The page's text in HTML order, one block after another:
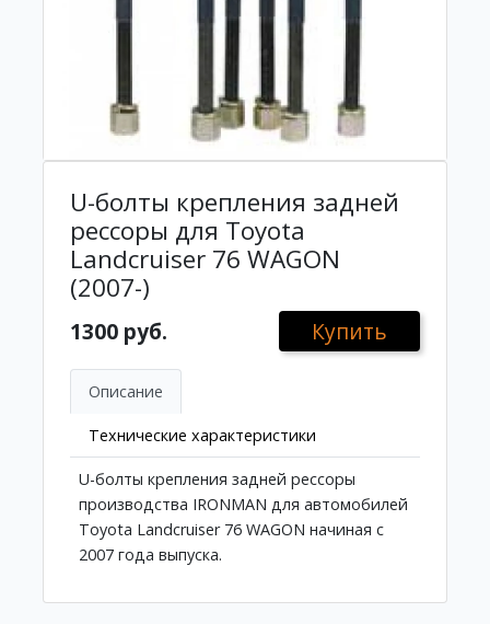
U-болты крепления задней
рессоры для Toyota
Landcruiser 76 WAGON
(2007-)
1300 руб. Купить
Описание
Технические характеристики
U-болты крепления задней рессоры
производства IRONMAN для автомобилей
Toyota Landcruiser 76 WAGON начиная с
2007 года выпуска.